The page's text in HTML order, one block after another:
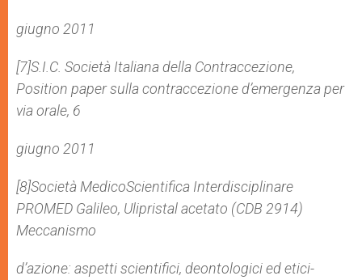
giugno 2011
[7]S.I.C. Società Italiana della Contraccezione,
Position paper sulla contraccezione d’emergenza per
via orale, 6
giugno 2011
[8]Società Medico­Scientifica Interdisciplinare
PROMED Galileo, Ulipristal acetato (CDB 2914)
Meccanismo
d’azione: aspetti scientifici, deontologici ed etici­